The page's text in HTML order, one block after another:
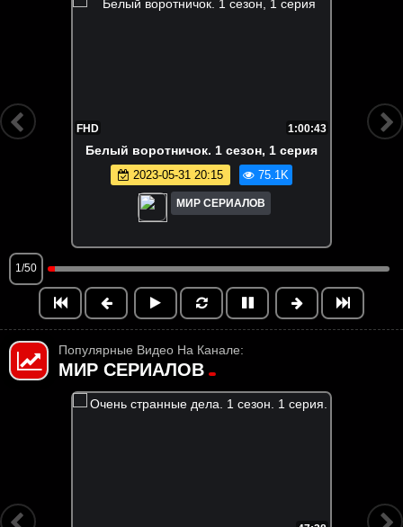
FHD 1:00:43
Бeлый вopoтничoк. 1 сезон, 1 серия
2023-05-31 20:15 75.1K
МИР СЕРИАЛОВ
1/50
Популярные Видео На Канале:
МИР СЕРИАЛОВ